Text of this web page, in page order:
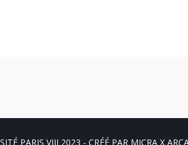
PARIS VIII 2023 - CRÉÉ PAR MICRA X